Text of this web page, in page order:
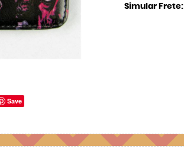
Save
Simular Frete: